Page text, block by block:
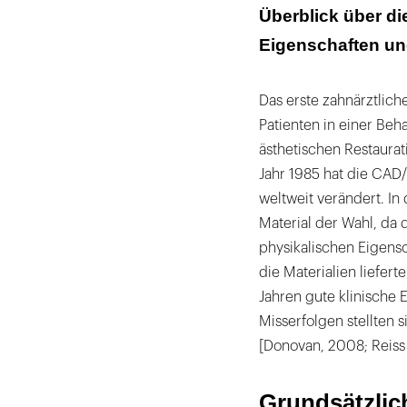
Überblick über
Eigenschaften
Das erste
Patienten in einer
ästhetischen
Jahr 1985 hat die
weltweit verändert. In
Material der Wahl, da
physikalischen
die Materialien
Jahren gute klinische
Misserfolgen stellten
[Donovan, 2008;